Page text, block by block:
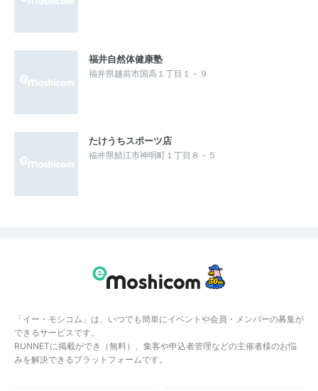
福井自然体健康塾
福井県越前市国高１丁目１－９
たけうちスポーツ店
福井県鯖江市神明町１丁目８－５
「イー・モシコム」は、いつでも簡単にイベントや会員・メンバーの募集が
できるサービスです。
RUNNETに掲載ができ（無料）、集客や申込者管理などの主催者様のお悩
みを解決できるプラットフォームです。